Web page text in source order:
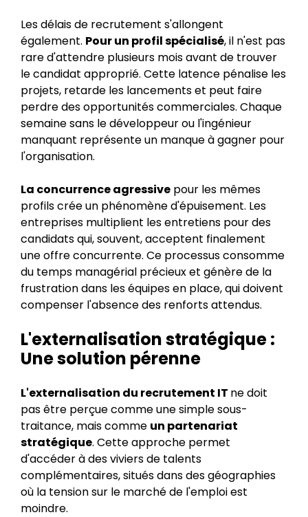
Les délais de recrutement s'allongent
également. Pour un profil spécialisé, il n'est pas
rare d'attendre plusieurs mois avant de trouver
le candidat approprié. Cette latence pénalise les
projets, retarde les lancements et peut faire
perdre des opportunités commerciales. Chaque
semaine sans le développeur ou l'ingénieur
manquant représente un manque à gagner pour
l'organisation.
La concurrence agressive pour les mêmes
profils crée un phénomène d'épuisement. Les
entreprises multiplient les entretiens pour des
candidats qui, souvent, acceptent finalement
une offre concurrente. Ce processus consomme
du temps managérial précieux et génère de la
frustration dans les équipes en place, qui doivent
compenser l'absence des renforts attendus.
L'externalisation stratégique :
Une solution pérenne
L'externalisation du recrutement IT ne doit
pas être perçue comme une simple sous-
traitance, mais comme un partenariat
stratégique. Cette approche permet
d'accéder à des viviers de talents
complémentaires, situés dans des géographies
où la tension sur le marché de l'emploi est
moindre.